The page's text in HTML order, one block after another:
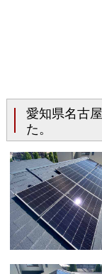
愛知県名古
た。